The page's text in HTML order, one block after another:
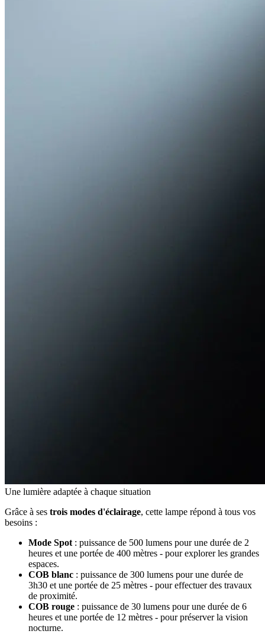
Une lumière adaptée à chaque situation
Grâce à ses trois modes d'éclairage, cette lampe répond à tous vos
besoins :
Mode Spot : puissance de 500 lumens pour une durée de 2
heures et une portée de 400 mètres - pour explorer les grandes
espaces.
COB blanc : puissance de 300 lumens pour une durée de
3h30 et une portée de 25 mètres - pour effectuer des travaux
de proximité.
COB rouge : puissance de 30 lumens pour une durée de 6
heures et une portée de 12 mètres - pour préserver la vision
nocturne.